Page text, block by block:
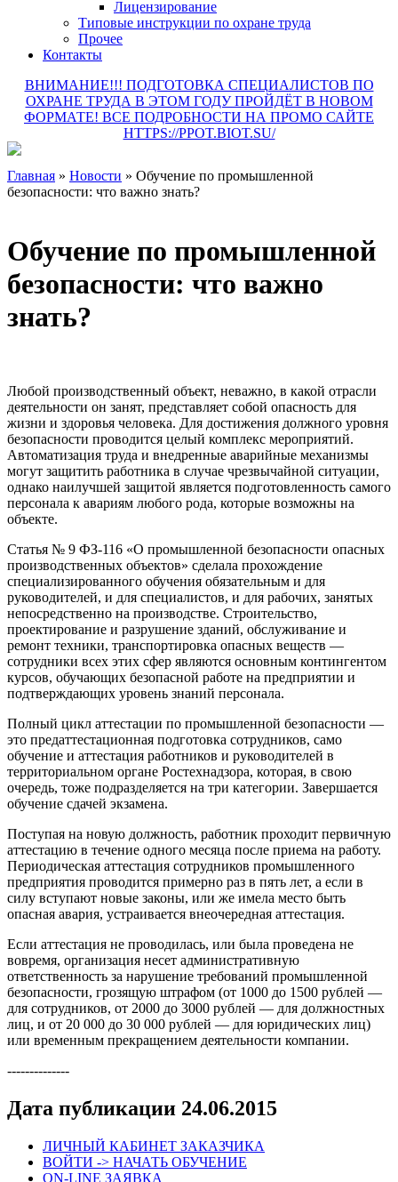
Лицензирование
Типовые инструкции по охране труда
Прочее
Контакты
ВНИМАНИЕ!!! ПОДГОТОВКА СПЕЦИАЛИСТОВ ПО
ОХРАНЕ ТРУДА В ЭТОМ ГОДУ ПРОЙДЁТ В НОВОМ
ФОРМАТЕ! ВСЕ ПОДРОБНОСТИ НА ПРОМО САЙТЕ
HTTPS://PPOT.BIOT.SU/
Главная » Новости » Обучение по промышленной
безопасности: что важно знать?
Обучение по промышленной
безопасности: что важно
знать?
Любой производственный объект, неважно, в какой отрасли
деятельности он занят, представляет собой опасность для
жизни и здоровья человека. Для достижения должного уровня
безопасности проводится целый комплекс мероприятий.
Автоматизация труда и внедренные аварийные механизмы
могут защитить работника в случае чрезвычайной ситуации,
однако наилучшей защитой является подготовленность самого
персонала к авариям любого рода, которые возможны на
объекте.
Статья № 9 ФЗ-116 «О промышленной безопасности опасных
производственных объектов» сделала прохождение
специализированного обучения обязательным и для
руководителей, и для специалистов, и для рабочих, занятых
непосредственно на производстве. Строительство,
проектирование и разрушение зданий, обслуживание и
ремонт техники, транспортировка опасных веществ —
сотрудники всех этих сфер являются основным контингентом
курсов, обучающих безопасной работе на предприятии и
подтверждающих уровень знаний персонала.
Полный цикл аттестации по промышленной безопасности —
это предаттестационная подготовка сотрудников, само
обучение и аттестация работников и руководителей в
территориальном органе Ростехнадзора, которая, в свою
очередь, тоже подразделяется на три категории. Завершается
обучение сдачей экзамена.
Поступая на новую должность, работник проходит первичную
аттестацию в течение одного месяца после приема на работу.
Периодическая аттестация сотрудников промышленного
предприятия проводится примерно раз в пять лет, а если в
силу вступают новые законы, или же имела место быть
опасная авария, устраивается внеочередная аттестация.
Если аттестация не проводилась, или была проведена не
вовремя, организация несет административную
ответственность за нарушение требований промышленной
безопасности, грозящую штрафом (от 1000 до 1500 рублей —
для сотрудников, от 2000 до 3000 рублей — для должностных
лиц, и от 20 000 до 30 000 рублей — для юридических лиц)
или временным прекращением деятельности компании.
--------------
Дата публикации 24.06.2015
ЛИЧНЫЙ КАБИНЕТ ЗАКАЗЧИКА
ВОЙТИ -> НАЧАТЬ ОБУЧЕНИЕ
ON-LINE ЗАЯВКА